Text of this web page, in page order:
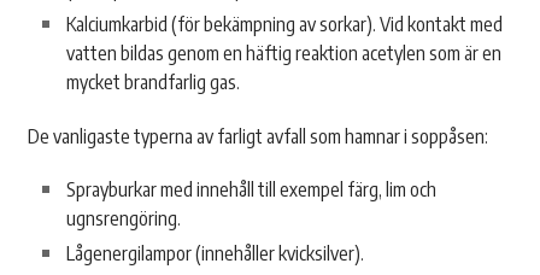
Kalciumkarbid (för bekämpning av sorkar). Vid kontakt med
vatten bildas genom en häftig reaktion acetylen som är en
mycket brandfarlig gas.
De vanligaste typerna av farligt avfall som hamnar i soppåsen:
Sprayburkar med innehåll till exempel färg, lim och
ugnsrengöring.
Lågenergilampor (innehåller kvicksilver).